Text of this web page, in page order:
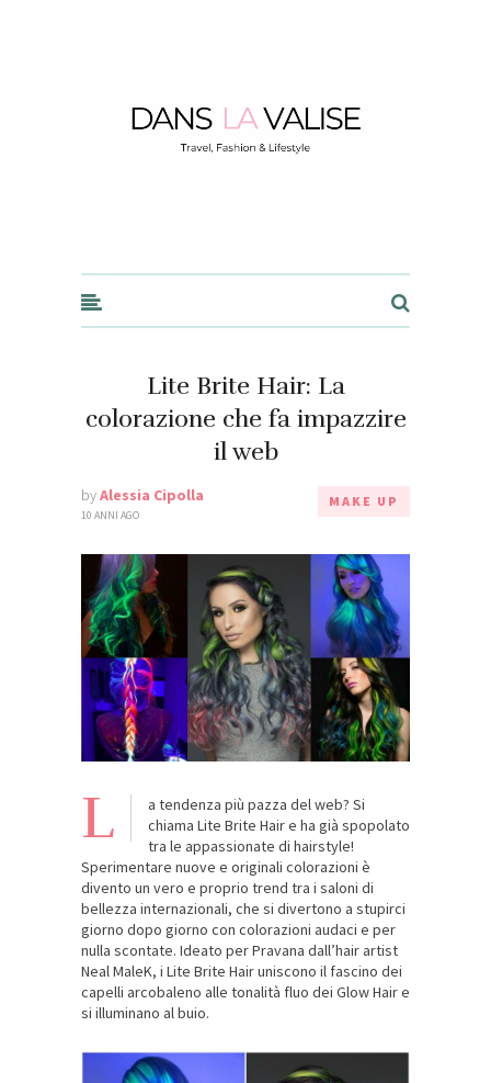
Lite Brite Hair: La
colorazione che fa impazzire
il web
byAlessia Cipolla
10 ANNI AGO
MAKE UP
L
a tendenza più pazza del web? Si
chiama Lite Brite Hair e ha già spopolato
tra le appassionate di hairstyle!
Sperimentare nuove e originali colorazioni è
divento un vero e proprio trend tra i saloni di
bellezza internazionali, che si divertono a stupirci
giorno dopo giorno con colorazioni audaci e per
nulla scontate. Ideato per Pravana dall’hair artist
Neal MaleK, i Lite Brite Hair uniscono il fascino dei
capelli arcobaleno alle tonalità fluo dei Glow Hair e
si illuminano al buio.